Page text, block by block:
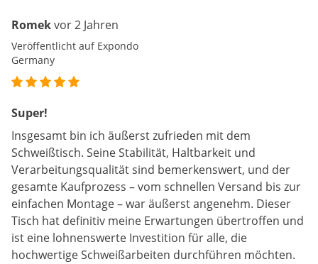
Romekvor 2 Jahren
Veröffentlicht auf Expondo
Germany
Super!
Insgesamt bin ich äußerst zufrieden mit dem
Schweißtisch. Seine Stabilität, Haltbarkeit und
Verarbeitungsqualität sind bemerkenswert, und der
gesamte Kaufprozess – vom schnellen Versand bis zur
einfachen Montage – war äußerst angenehm. Dieser
Tisch hat definitiv meine Erwartungen übertroffen und
ist eine lohnenswerte Investition für alle, die
hochwertige Schweißarbeiten durchführen möchten.